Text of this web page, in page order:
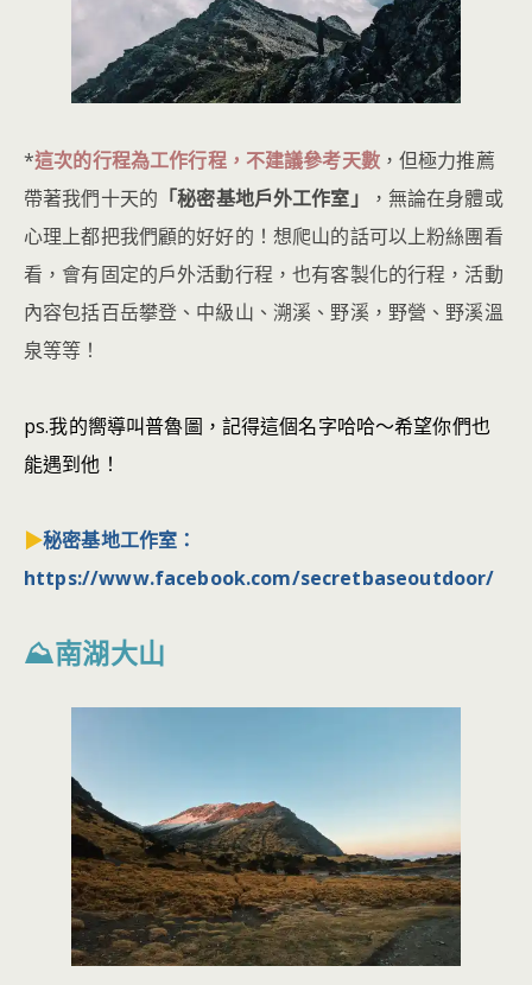
*這次的行程為工作行程，不建議參考天數，但極力推薦
帶著我們十天的 「秘密基地戶外工作室」
，無論在身體或
心理上都把我們顧的好好的！想爬山的話可以上粉絲團看
看，會有固定的戶外活動行程，也有客製化的行程，活動
內容包括百岳攀登、中級山、溯溪、野溪，野營、野溪溫
泉等等！
ps.我的嚮導叫普魯圖，記得這個名字哈哈～希望你們也
能遇到他！
▶︎秘密基地工作室：
https://www.facebook.com/secretbaseoutdoor/
⛰南湖大山